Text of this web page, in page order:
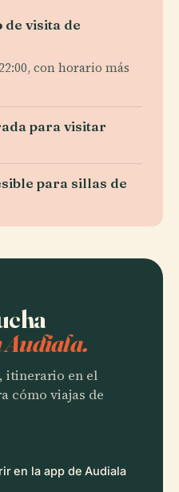
de visita de
con horario más
para visitar
para sillas de
Audiala.
itinerario en el
cómo viajas de
en la app de Audiala